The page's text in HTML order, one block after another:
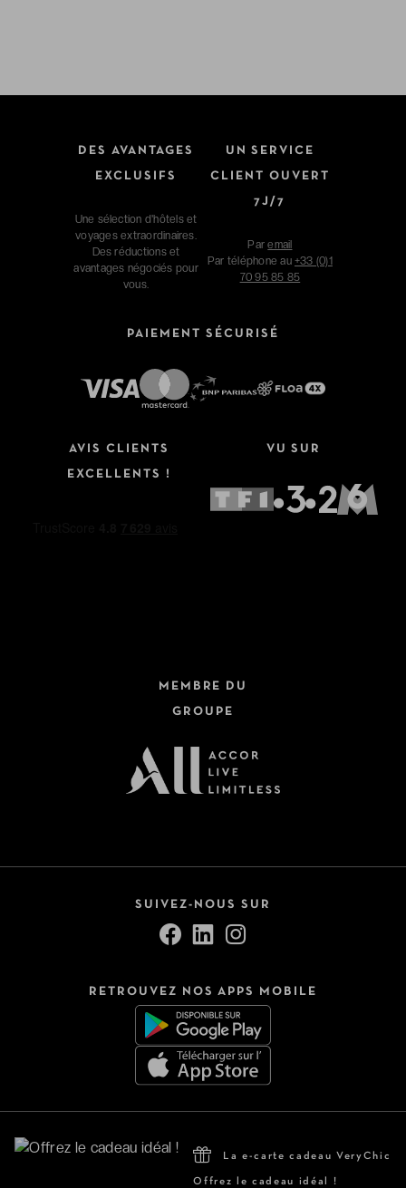
DES AVANTAGES
EXCLUSIFS
Une sélection d'hôtels et
voyages extraordinaires.
Des réductions et
avantages négociés pour
vous.
UN SERVICE
CLIENT OUVERT
7J/7
Paremail
Par téléphone au +33 (0)1
70 95 85 85
PAIEMENT SÉCURISÉ
AVIS CLIENTS
EXCELLENTS !
VU SUR
MEMBRE DU
GROUPE
SUIVEZ-NOUS SUR
RETROUVEZ NOS APPS MOBILE
La e-carte cadeau VeryChic
Offrez le cadeau idéal !